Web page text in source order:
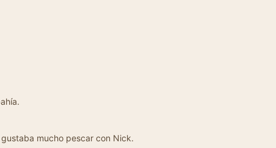
mucho pescar con Nick.